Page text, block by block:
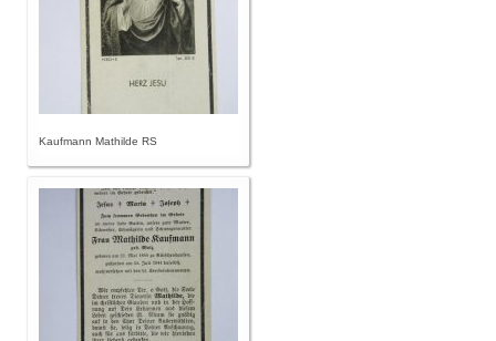
Kaufmann Mathilde RS